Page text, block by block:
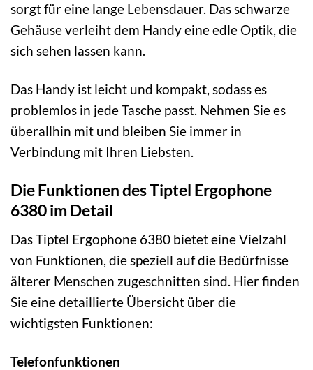
sorgt für eine lange Lebensdauer. Das schwarze
Gehäuse verleiht dem Handy eine edle Optik, die
sich sehen lassen kann.
Das Handy ist leicht und kompakt, sodass es
problemlos in jede Tasche passt. Nehmen Sie es
überallhin mit und bleiben Sie immer in
Verbindung mit Ihren Liebsten.
Die Funktionen des Tiptel Ergophone
6380 im Detail
Das Tiptel Ergophone 6380 bietet eine Vielzahl
von Funktionen, die speziell auf die Bedürfnisse
älterer Menschen zugeschnitten sind. Hier finden
Sie eine detaillierte Übersicht über die
wichtigsten Funktionen:
Telefonfunktionen